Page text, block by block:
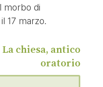
morbo di
17 marzo.
La chiesa, antico
oratorio